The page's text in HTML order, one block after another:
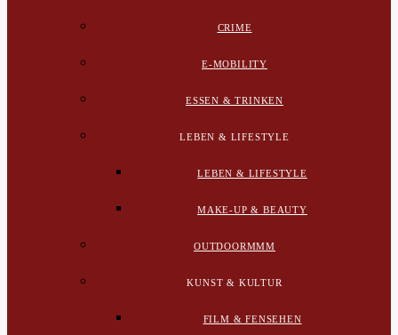
CRIME
E-MOBILITY
ESSEN & TRINKEN
LEBEN & LIFESTYLE
LEBEN & LIFESTYLE
MAKE-UP & BEAUTY
OUTDOORMMM
KUNST & KULTUR
FILM & FENSEHEN